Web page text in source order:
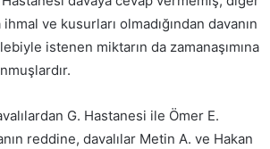
ve kusurları olmadığından davanın
istenen miktarın da zamanaşımına
G. Hastanesi ile Ömer E.
reddine, davalılar Metin A. ve Hakan